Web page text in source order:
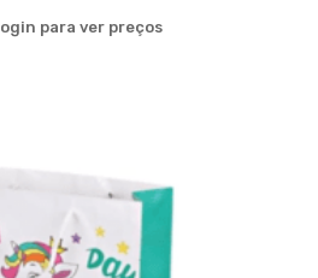
para ver preços